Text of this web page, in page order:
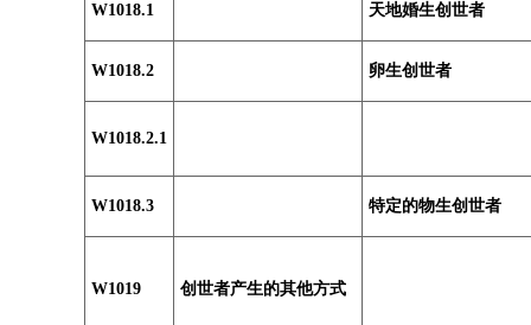
W1018.1 天地婚生创世者
W1018.2 卵生创世者
W1018.2.1
W1018.3 特定的物生创世者
W1019 创世者产生的其他方式